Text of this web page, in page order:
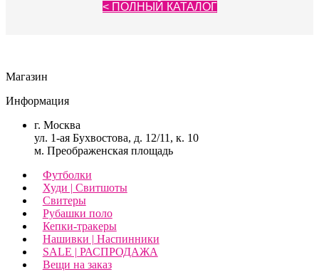
< ПОЛНЫЙ КАТАЛОГ
Магазин
Информация
г. Москва
ул. 1-ая Бухвостова, д. 12/11, к. 10
м. Преображенская площадь
Футболки
Худи | Свитшоты
Свитеры
Рубашки поло
Кепки-тракеры
Нашивки | Наспинники
SALE | РАСПРОДАЖА
Вещи на заказ